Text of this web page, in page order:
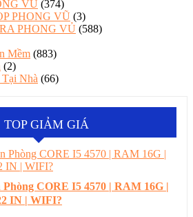
VŨ (374)
PHONG VŨ (3)
PHONG VỦ (588)
Mềm (883)
(2)
Nhà (66)
TOP GIẢM GIÁ
CORE I5 4570 | RAM 16G |
IN | WIFI?